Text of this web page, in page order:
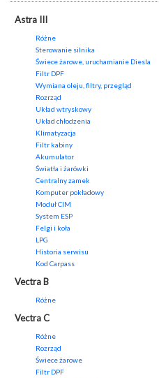
Astra III
Różne
Sterowanie silnika
Świece żarowe, uruchamianie Diesla
Filtr DPF
Wymiana oleju, filtry, przegląd
Rozrząd
Układ wtryskowy
Układ chłodzenia
Klimatyzacja
Filtr kabiny
Akumulator
Światła i żarówki
Centralny zamek
Komputer pokładowy
Moduł CIM
System ESP
Felgi i koła
LPG
Historia serwisu
Kod Carpass
Vectra B
Różne
Vectra C
Różne
Rozrząd
Świece żarowe
Filtr DPF